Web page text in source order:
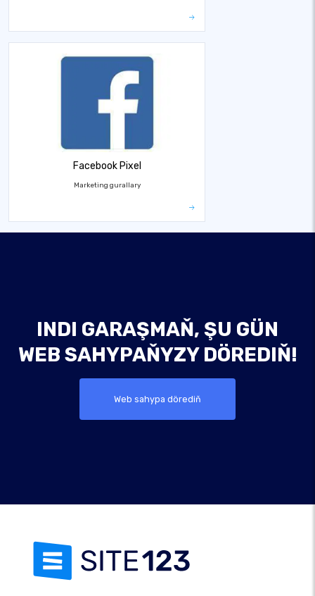
Facebook Pixel
Marketing gurallary
INDI GARAŞMAŇ, ŞU GÜN
WEB SAHYPAŇYZY DÖREDIŇ!
Web sahypa dörediň